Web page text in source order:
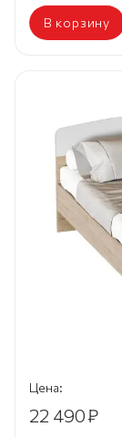
В корзину
Цена:
22 490₽